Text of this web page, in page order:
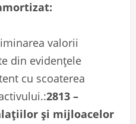
valorii
din evidențele
cu scoaterea
2813 –
și mijloacelor